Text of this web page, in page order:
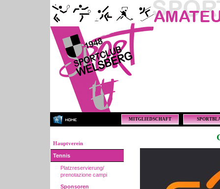
MITGLIEDSCHAFT
Hauptverein
Tennis
Platzreservierung/
prenotazione campi
Sponsoren